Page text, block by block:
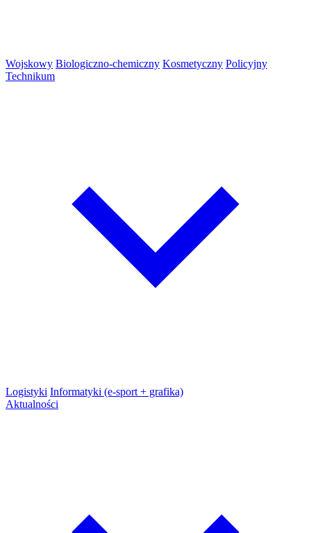
Wojskowy Biologiczno-chemiczny Kosmetyczny Policyjny
Technikum
Logistyki Informatyki (e-sport + grafika)
Aktualności